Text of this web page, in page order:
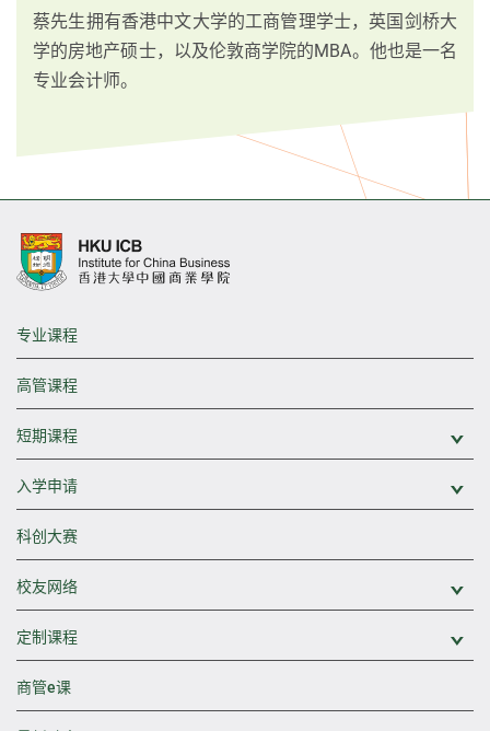
蔡先生拥有香港中文大学的工商管理学士，英国剑桥大
学的房地产硕士，以及伦敦商学院的MBA。他也是一名
专业会计师。
专业课程
高管课程
短期课程
入学申请
科创大赛
校友网络
定制课程
商管e课